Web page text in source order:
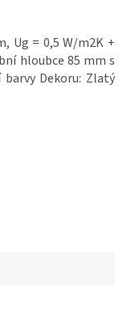
Ug = 0,5 W/m2K +
hloubce 85 mm s
Dekoru: Zlatý